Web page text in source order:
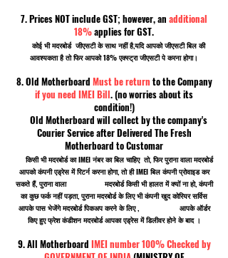
7. Prices NOT include GST; however, an additional
18%applies for GST.
कोई भी मदरबोर्ड जीएसटी के साथ नहीं है,यदि आपको जीएसटी बिल की
आवश्यकता है तो फिर आपको 18% एक्स्ट्रा जीएसटी पे करना होगा।
8. Old Motherboard Must be return to the Company
if you need IMEI Bill. (no worries about its
condition!)
Old Motherboard will collect by the company's
Courier Service after Delivered The Fresh
Motherboard to Customar
किसी भी मदरबोर्ड का IMEI नंबर का बिल चाहिए तो, फिर पुराना वाला मदरबोर्ड
आपको कंपनी एड्रेस में रिटर्न करना होगा, तो ही IMEI बिल कंपनी प्रोवाइड कर
सकते हैं, पुराना वाला मदरबोर्ड किसी भी हालत में क्यों ना हो, कंपनी
का कुछ फर्क नहीं पड़ता, पुराना मदरबोर्ड के लिए भी कंपनी खुद कोरियर सर्विस
आपके पास भेजेंगे मदरबोर्ड पिकअप करने के लिए , आपके ऑर्डर
किए हुए फ्रेश कंडीशन मदरबोर्ड आपका एड्रेस में डिलीवर होने के बाद ।
9. All Motherboard IMEI number 100% Checked by